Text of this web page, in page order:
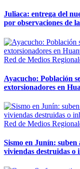
Juliaca: entrega del
por observaciones de
Red de Medios
Ayacucho: Población
extorsionadores en
Red de Medios
Sismo en Junín: suben
viviendas destruidas o